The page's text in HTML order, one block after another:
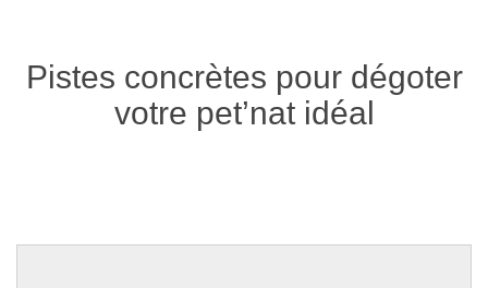
Pistes concrètes pour dégoter
votre pet’nat idéal